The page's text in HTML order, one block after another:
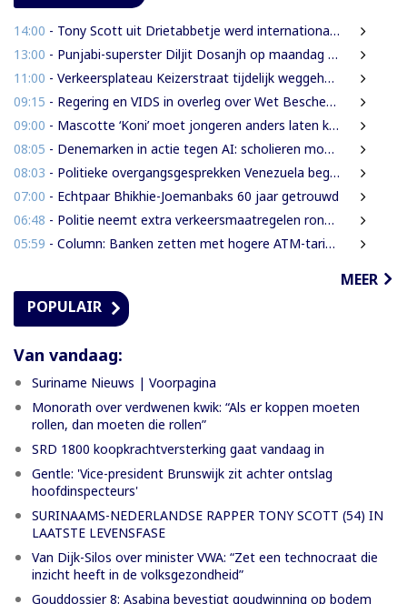
14:00 - Tony Scott uit Drietabbetje werd internationaal bekend door zijn hiphouse muziek
13:00 - Punjabi-superster Diljit Dosanjh op maandag 7 september in Ziggo Dome
11:00 - Verkeersplateau Keizerstraat tijdelijk weggehaald vanwege chaos rond Domineestraat
09:15 - Regering en VIDS in overleg over Wet Bescherming Woon- en Leefgebieden
09:00 - Mascotte ‘Koni’ moet jongeren anders laten kijken naar Surinaamse houtsector
08:05 - Denemarken in actie tegen AI: scholieren moeten extra mondelinge examens doen
08:03 - Politieke overgangsgesprekken Venezuela beginnen zonder Machado
07:00 - Echtpaar Bhikhie-Joemanbaks 60 jaar getrouwd
06:48 - Politie neemt extra verkeersmaatregelen rond afgesloten Domineestraat
05:59 - Column: Banken zetten met hogere ATM-tarieven digitale economie op achterstand
MEER
POPULAIR
Van vandaag:
Suriname Nieuws | Voorpagina
Monorath over verdwenen kwik: “Als er koppen moeten
rollen, dan moeten die rollen”
SRD 1800 koopkrachtversterking gaat vandaag in
Gentle: 'Vice-president Brunswijk zit achter ontslag
hoofdinspecteurs'
SURINAAMS-NEDERLANDSE RAPPER TONY SCOTT (54) IN
LAATSTE LEVENSFASE
Van Dijk-Silos over minister VWA: “Zet een technocraat die
inzicht heeft in de volksgezondheid”
Gouddossier 8: Asabina bevestigt goudwinning op bodem